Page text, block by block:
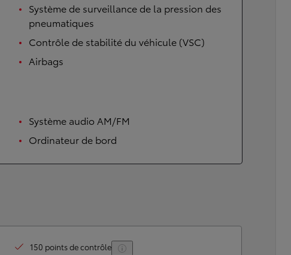
Système de surveillance de la pression des
pneumatiques
Contrôle de stabilité du véhicule (VSC)
Airbags
Système audio AM/FM
Ordinateur de bord
150 points de contrôle